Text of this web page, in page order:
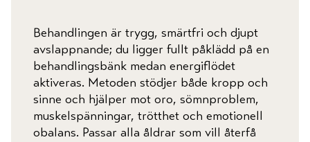
Behandlingen är trygg, smärtfri och djupt
avslappnande; du ligger fullt påklädd på en
behandlingsbänk medan energiflödet
aktiveras. Metoden stödjer både kropp och
sinne och hjälper mot oro, sömnproblem,
muskelspänningar, trötthet och emotionell
obalans. Passar alla åldrar som vill återfå